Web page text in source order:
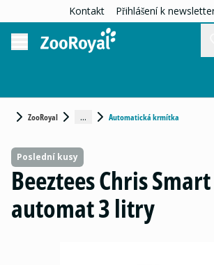
Kontakt Přihlášení k
ZooRoyal ... Automatická krmítka
Poslední kusy
Beeztees Chris
automat 3 litry